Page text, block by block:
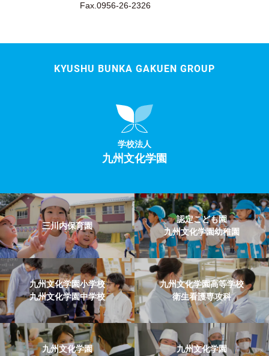
Fax.0956-26-2326
KYUSHU BUNKA GAKUEN GROUP
学校法人
九州文化学園
三川内保育園
認定こども園
九州文化学園幼稚園
九州文化学園小学校
九州文化学園中学校
九州文化学園高等学校
衛生看護専攻科
九州文化学園
九州文化学園